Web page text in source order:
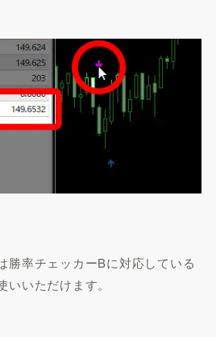
勝率チェッカーBに対応している
いただけます。